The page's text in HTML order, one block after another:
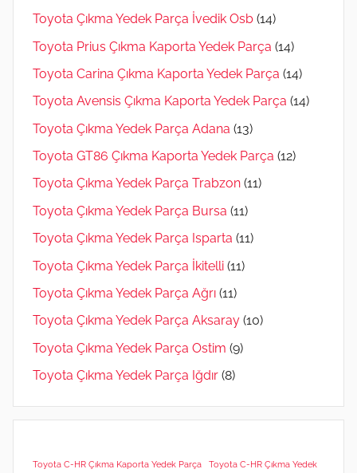
Toyota Çıkma Yedek Parça İvedik Osb (14)
Toyota Prius Çıkma Kaporta Yedek Parça (14)
Toyota Carina Çıkma Kaporta Yedek Parça (14)
Toyota Avensis Çıkma Kaporta Yedek Parça (14)
Toyota Çıkma Yedek Parça Adana (13)
Toyota GT86 Çıkma Kaporta Yedek Parça (12)
Toyota Çıkma Yedek Parça Trabzon (11)
Toyota Çıkma Yedek Parça Bursa (11)
Toyota Çıkma Yedek Parça Isparta (11)
Toyota Çıkma Yedek Parça İkitelli (11)
Toyota Çıkma Yedek Parça Ağrı (11)
Toyota Çıkma Yedek Parça Aksaray (10)
Toyota Çıkma Yedek Parça Ostim (9)
Toyota Çıkma Yedek Parça Iğdır (8)
Toyota C-HR Çıkma Kaporta Yedek Parça Toyota C-HR Çıkma Yedek